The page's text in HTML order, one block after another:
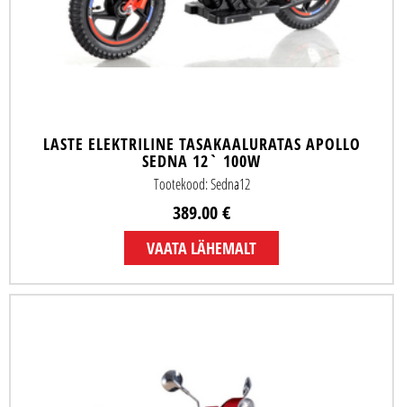
LASTE ELEKTRILINE TASAKAALURATAS APOLLO
SEDNA 12` 100W
Tootekood: Sedna12
389.00 €
VAATA LÄHEMALT